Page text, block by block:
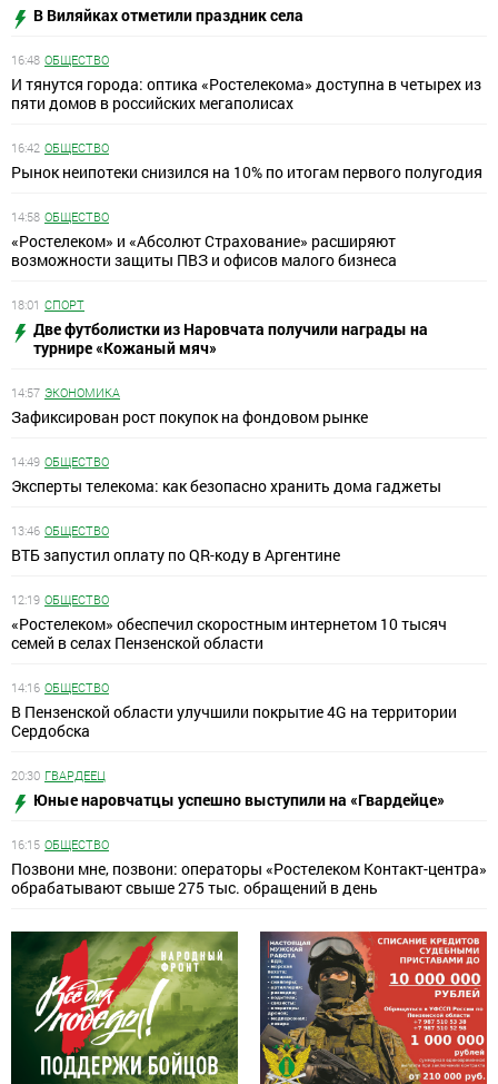
В Виляйках отметили праздник села
16:48 ОБЩЕСТВО
И тянутся города: оптика «Ростелекома» доступна в четырех из
пяти домов в российских мегаполисах
16:42 ОБЩЕСТВО
Рынок неипотеки снизился на 10% по итогам первого полугодия
14:58 ОБЩЕСТВО
«Ростелеком» и «Абсолют Страхование» расширяют
возможности защиты ПВЗ и офисов малого бизнеса
18:01 СПОРТ
Две футболистки из Наровчата получили награды на
турнире «Кожаный мяч»
14:57 ЭКОНОМИКА
Зафиксирован рост покупок на фондовом рынке
14:49 ОБЩЕСТВО
Эксперты телекома: как безопасно хранить дома гаджеты
13:46 ОБЩЕСТВО
ВТБ запустил оплату по QR-коду в Аргентине
12:19 ОБЩЕСТВО
«Ростелеком» обеспечил скоростным интернетом 10 тысяч
семей в селах Пензенской области
14:16 ОБЩЕСТВО
В Пензенской области улучшили покрытие 4G на территории
Сердобска
20:30 ГВАРДЕЕЦ
Юные наровчатцы успешно выступили на «Гвардейце»
16:15 ОБЩЕСТВО
Позвони мне, позвони: операторы «Ростелеком Контакт-центра»
обрабатывают свыше 275 тыс. обращений в день